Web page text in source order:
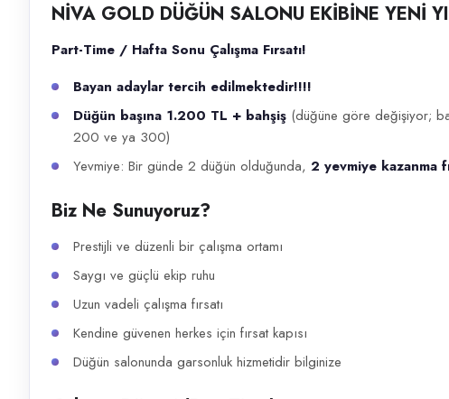
İlan açıklaması
NİVA GOLD DÜĞÜN SALONU EKİBİNE YENİ YILDIZLAR ARIYOR! Part-
NİVA GOLD DÜĞÜN SALONU EKİBİNE YENİ
Part-Time / Hafta Sonu Çalışma Fırsatı!
Bayan adaylar tercih edilmektedir!!!!
Düğün başına 1.200 TL + bahşiş (düğüne göre değişiyor;
200 ve ya 300)
Yevmiye: Bir günde 2 düğün olduğunda, 2 yevmiye kazanma
Biz Ne Sunuyoruz?
Prestijli ve düzenli bir çalışma ortamı
Saygı ve güçlü ekip ruhu
Uzun vadeli çalışma fırsatı
Kendine güvenen herkes için fırsat kapısı
Düğün salonunda garsonluk hizmetidir bilginize